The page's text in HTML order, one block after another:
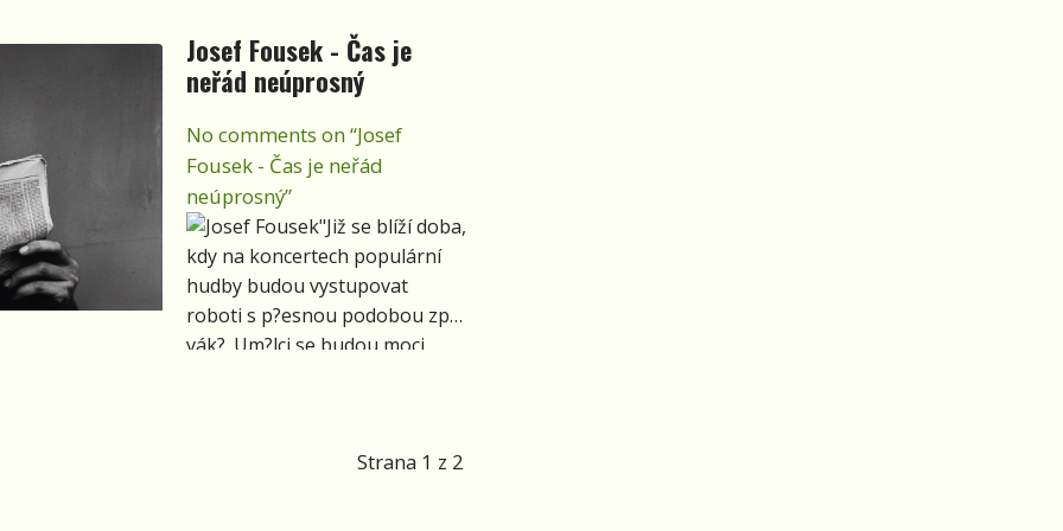
Josef Fousek - Čas je
neřád neúprosný
No comments on “Josef
Fousek - Čas je neřád
neúprosný”
"Již se blíží doba,
kdy na koncertech populární
hudby budou vystupovat
roboti s p?esnou podobou zp?
vák?. Um?lci se budou moci
Strana 1 z 2